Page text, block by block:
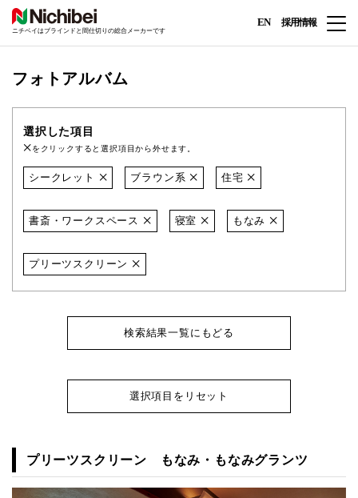
ニチベイはブラインドと間仕切りの総合メーカーです
EN 採用情報
フォトアルバム
選択した項目
をクリックすると選択項目から外せます。
シークレット ブラウン系 住宅
書斎・ワークスペース 寝室 もなみ
プリーツスクリーン
検索結果一覧にもどる
選択項目をリセット
プリーツスクリーン もなみ・もなみグランツ